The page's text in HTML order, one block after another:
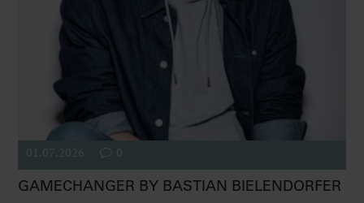
01.07.2026 0
GAMECHANGER BY BASTIAN BIELENDORFER